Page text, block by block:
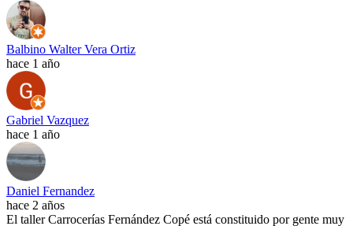
Balbino Walter Vera Ortiz
hace 1 año
Gabriel Vazquez
hace 1 año
Daniel Fernandez
hace 2 años
El taller Carrocerías Fernández Copé está constituido por gente muy